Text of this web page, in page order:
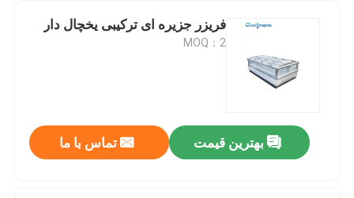
فریزر جزیره ای ترکیبی یخچال دار
MOQ：2
بهترین قیمت تماس با ما